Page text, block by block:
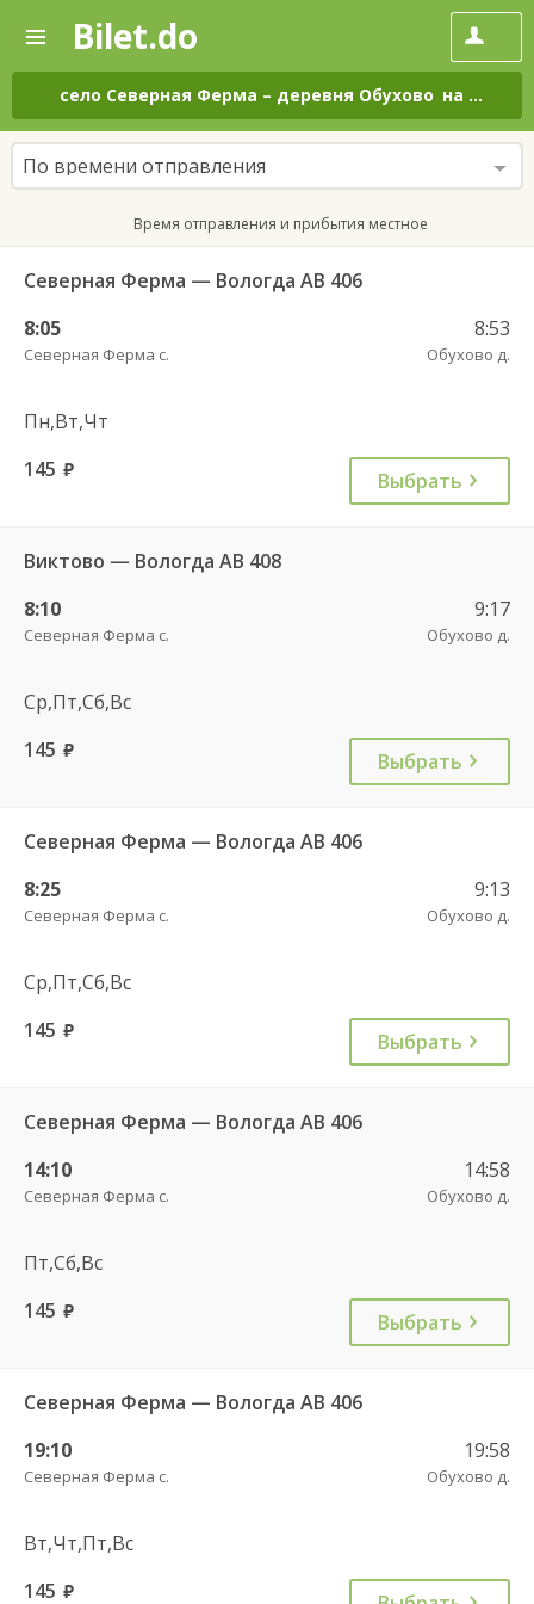
—
Поиск
и
покупка
билетов
на
автобус
онлайн
Bilet.do
село Северная Ферма – деревня Обухово на все дни
По времени отправления
Время отправления и прибытия местное
Северная Ферма — Вологда АВ 406
8:05
Северная Ферма с.
8:53
Обухово д.
Пн,Вт,Чт
145 руб. Выбрать
Виктово — Вологда АВ 408
8:10
Северная Ферма с.
9:17
Обухово д.
Ср,Пт,Сб,Вс
145 руб. Выбрать
Северная Ферма — Вологда АВ 406
8:25
Северная Ферма с.
9:13
Обухово д.
Ср,Пт,Сб,Вс
145 руб. Выбрать
Северная Ферма — Вологда АВ 406
14:10
Северная Ферма с.
14:58
Обухово д.
Пт,Сб,Вс
145 руб. Выбрать
Северная Ферма — Вологда АВ 406
19:10
Северная Ферма с.
19:58
Обухово д.
Вт,Чт,Пт,Вс
145 руб.